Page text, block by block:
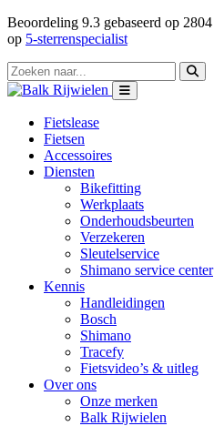
Beoordeling 9.3 gebaseerd op 2804
op 5-sterrenspecialist
Fietslease
Fietsen
Accessoires
Diensten
Bikefitting
Werkplaats
Onderhoudsbeurten
Verzekeren
Sleutelservice
Shimano service center
Kennis
Handleidingen
Bosch
Shimano
Tracefy
Fietsvideo’s & uitleg
Over ons
Onze merken
Balk Rijwielen